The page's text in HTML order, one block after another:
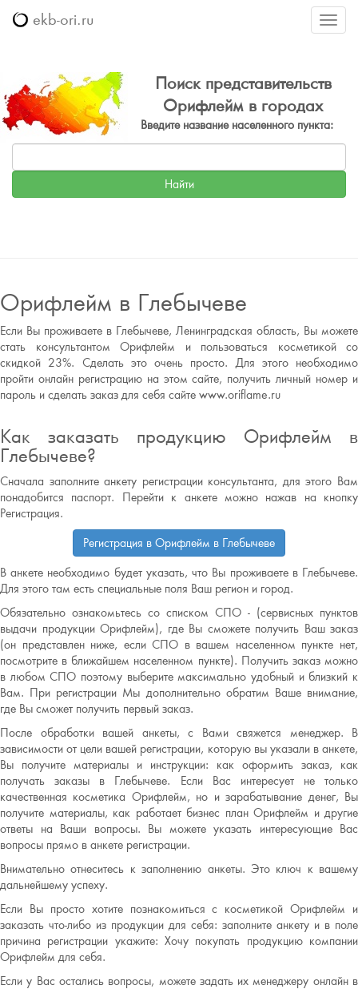
Меню
ekb-ori.ru
Поиск представительств
Орифлейм в городах
Введите название населенного пункта:
Орифлейм в Глебычеве
Если Вы проживаете в Глебычеве, Ленинградская область, Вы можете
стать консультантом Орифлейм и пользоваться косметикой со
скидкой 23%. Сделать это очень просто. Для этого необходимо
пройти онлайн регистрацию на этом сайте, получить личный номер и
пароль и сделать заказ для себя сайте www.oriflame.ru
Как заказать продукцию Орифлейм в
Глебычеве?
Сначала заполните анкету регистрации консультанта, для этого Вам
понадобится паспорт. Перейти к анкете можно нажав на кнопку
Регистрация.
Регистрация в Орифлейм в Глебычеве
В анкете необходимо будет указать, что Вы проживаете в Глебычеве.
Для этого там есть специальные поля Ваш регион и город.
Обязательно ознакомьтесь со списком СПО - (сервисных пунктов
выдачи продукции Орифлейм), где Вы сможете получить Ваш заказ
(он представлен ниже, если СПО в вашем населенном пункте нет,
посмотрите в ближайшем населенном пункте). Получить заказ можно
в любом СПО поэтому выберите максимально удобный и близкий к
Вам. При регистрации Мы дополнительно обратим Ваше внимание,
где Вы сможет получить первый заказ.
После обработки вашей анкеты, с Вами свяжется менеджер. В
зависимости от цели вашей регистрации, которую вы указали в анкете,
Вы получите материалы и инструкции: как оформить заказ, как
получать заказы в Глебычеве. Если Вас интересует не только
качественная косметика Орифлейм, но и зарабатывание денег, Вы
получите материалы, как работает бизнес план Орифлейм и другие
ответы на Ваши вопросы. Вы можете указать интересующие Вас
вопросы прямо в анкете регистрации.
Внимательно отнеситесь к заполнению анкеты. Это ключ к вашему
дальнейшему успеху.
Если Вы просто хотите познакомиться с косметикой Орифлейм и
заказать что-либо из продукции для себя: заполните анкету и в поле
причина регистрации укажите: Хочу покупать продукцию компании
Орифлейм для себя.
Если у Вас остались вопросы, можете задать их менеджеру онлайн в